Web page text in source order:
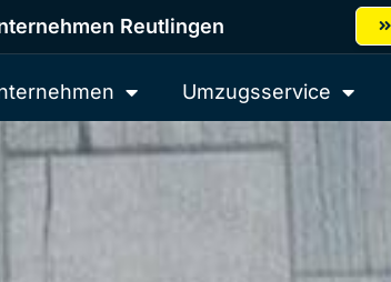
Reutlingen
Umzugsservice